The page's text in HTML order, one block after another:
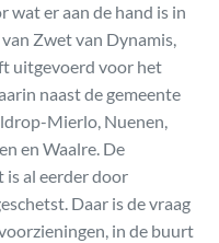
er aan de hand is in
Zwet van Dynamis,
uitgevoerd voor het
naast de gemeente
Mierlo, Nuenen,
en Waalre. De
al eerder door
Daar is de vraag
in de buurt